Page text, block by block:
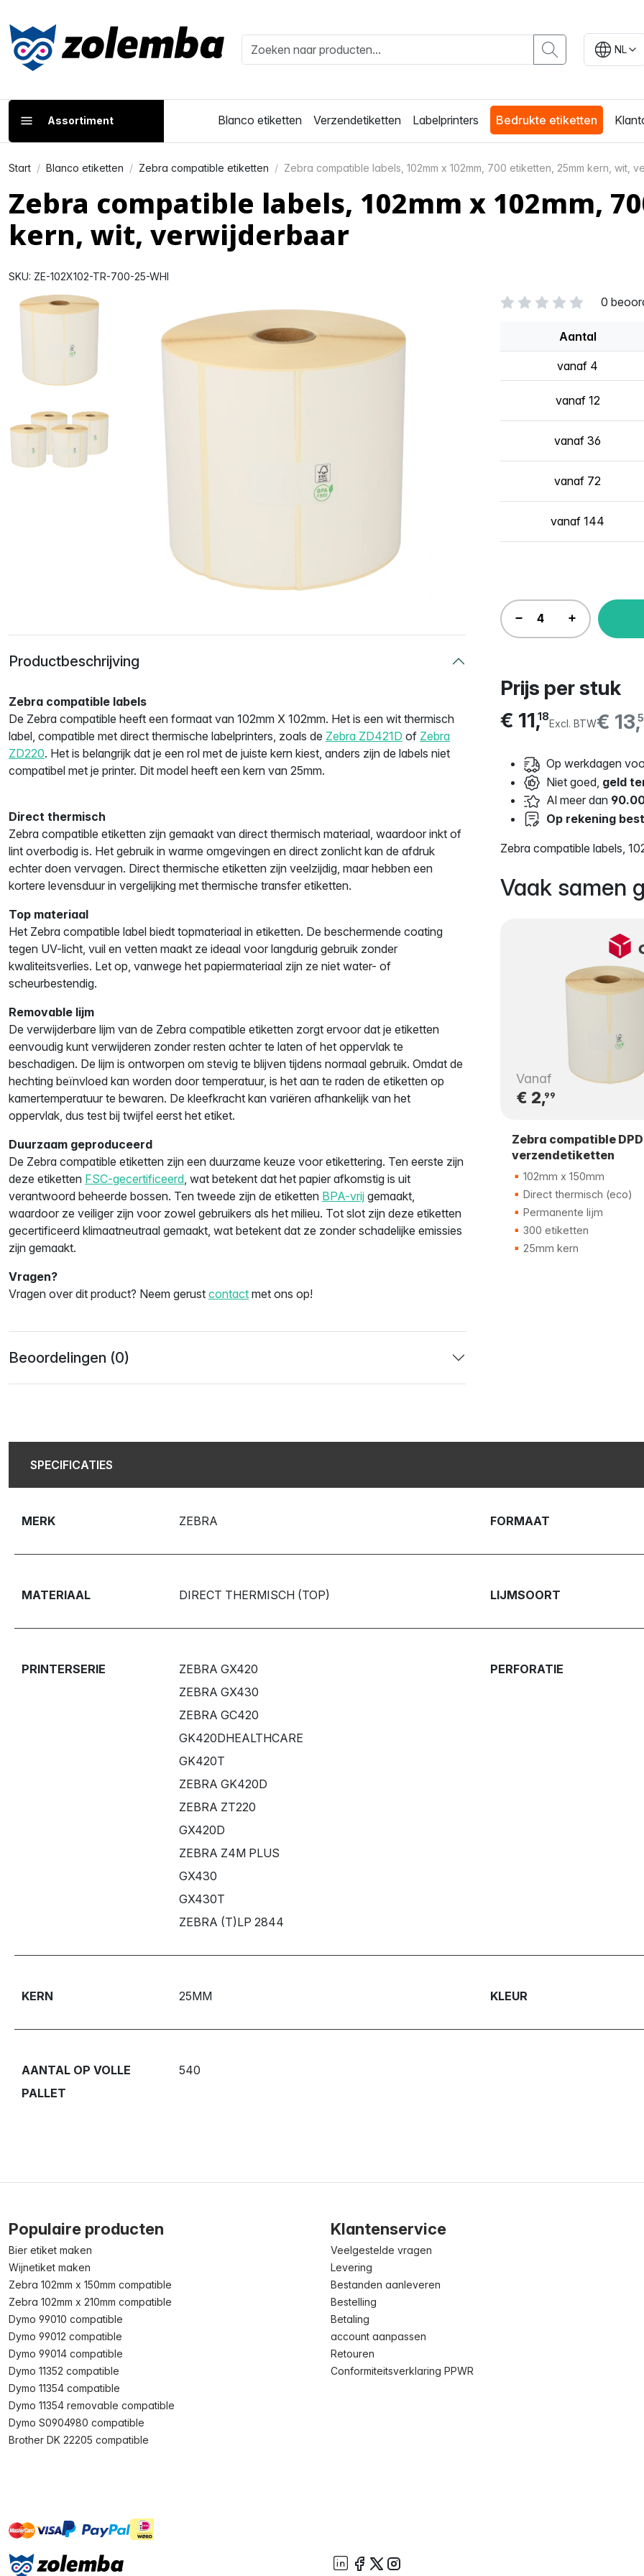
NL
Assortiment Blanco etiketten Verzendetiketten Labelprinters Bedrukte etiketten
Start Blanco etiketten Zebra compatible etiketten Zebra compatible labels, 102mm x 102mm, 700 etiketten, 25mm kern, wit,
Zebra compatible labels, 102mm x 102mm,
kern, wit, verwijderbaar
SKU: ZE-102X102-TR-700-25-WHI
0
Aantal
vanaf 4
vanaf 12
vanaf 36
vanaf 72
vanaf 144
Prijs per stuk
€ 13,
€ 11,18
Excl. BTW
Op werkdagen
Niet goed, geld
Al meer dan
Op rekening
Zebra compatible labels,
Vaak samen
Vanaf
€ 2,99
Zebra compatible DPD
verzendetiketten
102mm x 150mm
Direct thermisch (eco)
Permanente lijm
300 etiketten
25mm kern
Productbeschrijving
Zebra compatible labels
De Zebra compatible heeft een formaat van 102mm X 102mm. Het is een wit thermisch
label, compatible met direct thermische labelprinters, zoals de Zebra ZD421D of Zebra
ZD220. Het is belangrijk dat je een rol met de juiste kern kiest, anders zijn de labels niet
compatibel met je printer. Dit model heeft een kern van 25mm.
Direct thermisch
Zebra compatible etiketten zijn gemaakt van direct thermisch materiaal, waardoor inkt of
lint overbodig is. Het gebruik in warme omgevingen en direct zonlicht kan de afdruk
echter doen vervagen. Direct thermische etiketten zijn veelzijdig, maar hebben een
kortere levensduur in vergelijking met thermische transfer etiketten.
Top materiaal
Het Zebra compatible label biedt topmateriaal in etiketten. De beschermende coating
tegen UV-licht, vuil en vetten maakt ze ideaal voor langdurig gebruik zonder
kwaliteitsverlies. Let op, vanwege het papiermateriaal zijn ze niet water- of
scheurbestendig.
Removable lijm
De verwijderbare lijm van de Zebra compatible etiketten zorgt ervoor dat je etiketten
eenvoudig kunt verwijderen zonder resten achter te laten of het oppervlak te
beschadigen. De lijm is ontworpen om stevig te blijven tijdens normaal gebruik. Omdat de
hechting beïnvloed kan worden door temperatuur, is het aan te raden de etiketten op
kamertemperatuur te bewaren. De kleefkracht kan variëren afhankelijk van het
oppervlak, dus test bij twijfel eerst het etiket.
Duurzaam geproduceerd
De Zebra compatible etiketten zijn een duurzame keuze voor etikettering. Ten eerste zijn
deze etiketten FSC-gecertificeerd , wat betekent dat het papier afkomstig is uit
verantwoord beheerde bossen. Ten tweede zijn de etiketten BPA-vrij gemaakt,
waardoor ze veiliger zijn voor zowel gebruikers als het milieu. Tot slot zijn deze etiketten
gecertificeerd klimaatneutraal gemaakt, wat betekent dat ze zonder schadelijke emissies
zijn gemaakt.
Vragen?
Vragen over dit product? Neem gerust contact met ons op!
Beoordelingen (0)
SPECIFICATIES
MERK ZEBRA FORMAAT
MATERIAAL DIRECT THERMISCH (TOP) LIJMSOORT
PRINTERSERIE
ZEBRA GX420
ZEBRA GX430
ZEBRA GC420
GK420DHEALTHCARE
GK420T
ZEBRA GK420D
ZEBRA ZT220
GX420D
ZEBRA Z4M PLUS
GX430
GX430T
ZEBRA (T)LP 2844
PERFORATIE
KERN 25MM KLEUR
AANTAL OP VOLLE
PALLET
540
Populaire producten
Bier etiket maken
Wijnetiket maken
Zebra 102mm x 150mm compatible
Zebra 102mm x 210mm compatible
Dymo 99010 compatible
Dymo 99012 compatible
Dymo 99014 compatible
Dymo 11352 compatible
Dymo 11354 compatible
Dymo 11354 removable compatible
Dymo S0904980 compatible
Brother DK 22205 compatible
Klantenservice
Veelgestelde vragen
Levering
Bestanden aanleveren
Bestelling
Betaling
account aanpassen
Retouren
Conformiteitsverklaring PPWR
mastervisa paypal ideal